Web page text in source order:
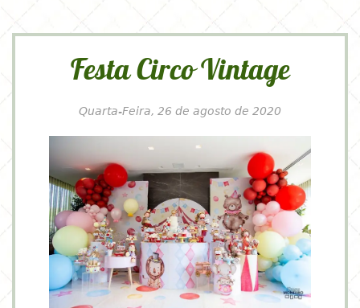
Festa Circo Vintage
Quarta-Feira, 26 de agosto de 2020